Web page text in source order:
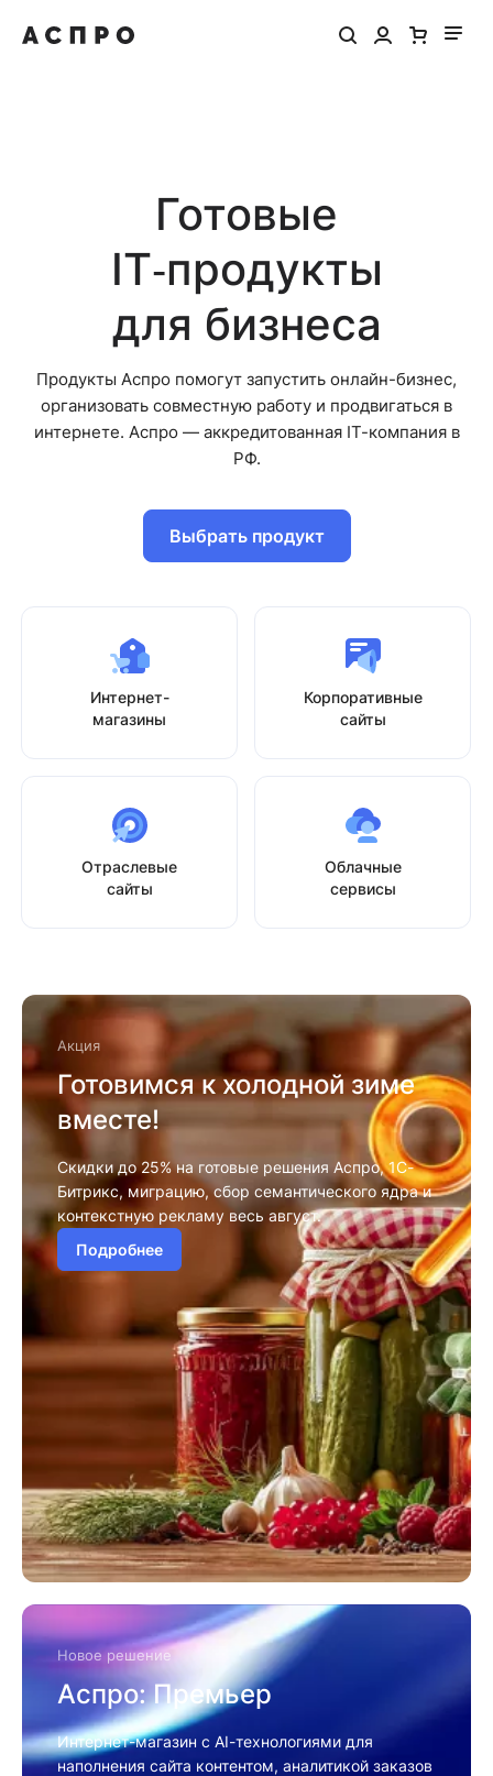
Готовые
IT‑продукты
для бизнеса
Продукты Аспро помогут запустить онлайн-бизнес,
организовать совместную работу и продвигаться в
интернете. Аспро — аккредитованная IT-компания в
РФ.
Интернет-
магазины
Корпоративные
сайты
Отраслевые
сайты
Облачные
сервисы
Выбрать продукт
Акция
Готовимся к холодной зиме
вместе!
Скидки до 25% на готовые решения Аспро, 1С-
Битрикс, миграцию, сбор семантического ядра и
контекстную рекламу весь август.
Подробнее
Новое решение
Аспро: Премьер
Интернет-магазин с AI-технологиями для
наполнения сайта контентом, аналитикой заказов